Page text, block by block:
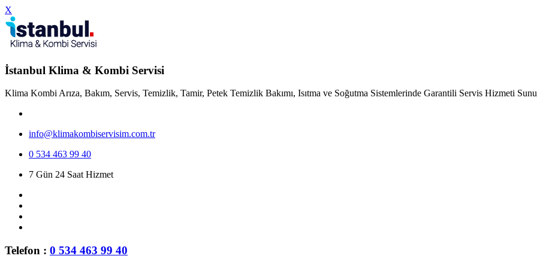
X
İstanbul Klima & Kombi Servisi
Klima Kombi Arıza, Bakım, Servis, Temizlik, Tamir, Petek Temizlik Bakımı, Isıtma ve Soğutma Sistemlerinde Garantili Servis Hizmeti
info@klimakombiservisim.com.tr
0 534 463 99 40
7 Gün 24 Saat Hizmet
Telefon : 0 534 463 99 40